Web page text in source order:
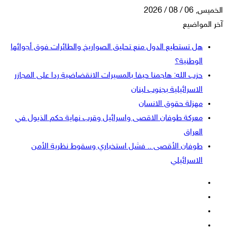
الخميس, 06 / 08 / 2026
آخر المواضيع
هل تستطيع الدول منع تحليق الصواريخ والطائرات فوق أجوائها
الوطنية؟
حزب الله: هاجمنا حيفا بالمسيرات الانقضاضية ردا على المجازر
الاسرائيلية بجنوب لبنان
مهزلة حقوق الانسان
معركة طوفان الاقصى واسرائيل وقرب نهاية حكم الذيول في
العراق
طوفان الأقصى .. فشل استخباري وسقوط نظرية الأمن
الاسرائيلي